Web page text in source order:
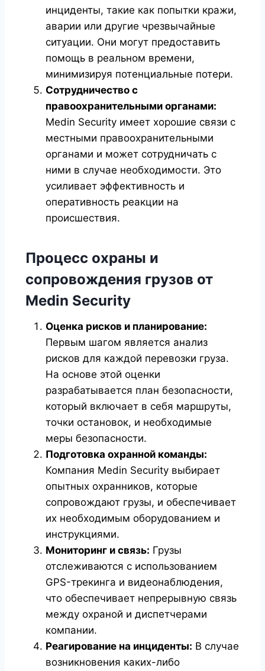
инциденты, такие как попытки кражи,
аварии или другие чрезвычайные
ситуации. Они могут предоставить
помощь в реальном времени,
минимизируя потенциальные потери.
Сотрудничество с
правоохранительными органами:
Medin Security имеет хорошие связи с
местными правоохранительными
органами и может сотрудничать с
ними в случае необходимости. Это
усиливает эффективность и
оперативность реакции на
происшествия.
Процесс охраны и
сопровождения грузов от
Medin Security
Оценка рисков и планирование:
Первым шагом является анализ
рисков для каждой перевозки груза.
На основе этой оценки
разрабатывается план безопасности,
который включает в себя маршруты,
точки остановок, и необходимые
меры безопасности.
Подготовка охранной команды:
Компания Medin Security выбирает
опытных охранников, которые
сопровождают грузы, и обеспечивает
их необходимым оборудованием и
инструкциями.
Мониторинг и связь: Грузы
отслеживаются с использованием
GPS-трекинга и видеонаблюдения,
что обеспечивает непрерывную связь
между охраной и диспетчерами
компании.
Реагирование на инциденты: В случае
возникновения каких-либо